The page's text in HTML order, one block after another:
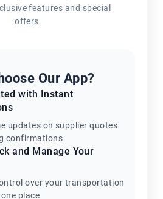
features and special
offers
Our App?
with Instant
updates on supplier quotes
confirmations
and Manage Your
over your transportation
place